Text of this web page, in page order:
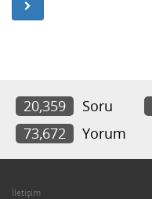
20,359 Soru
73,672
Yorum
İletişim